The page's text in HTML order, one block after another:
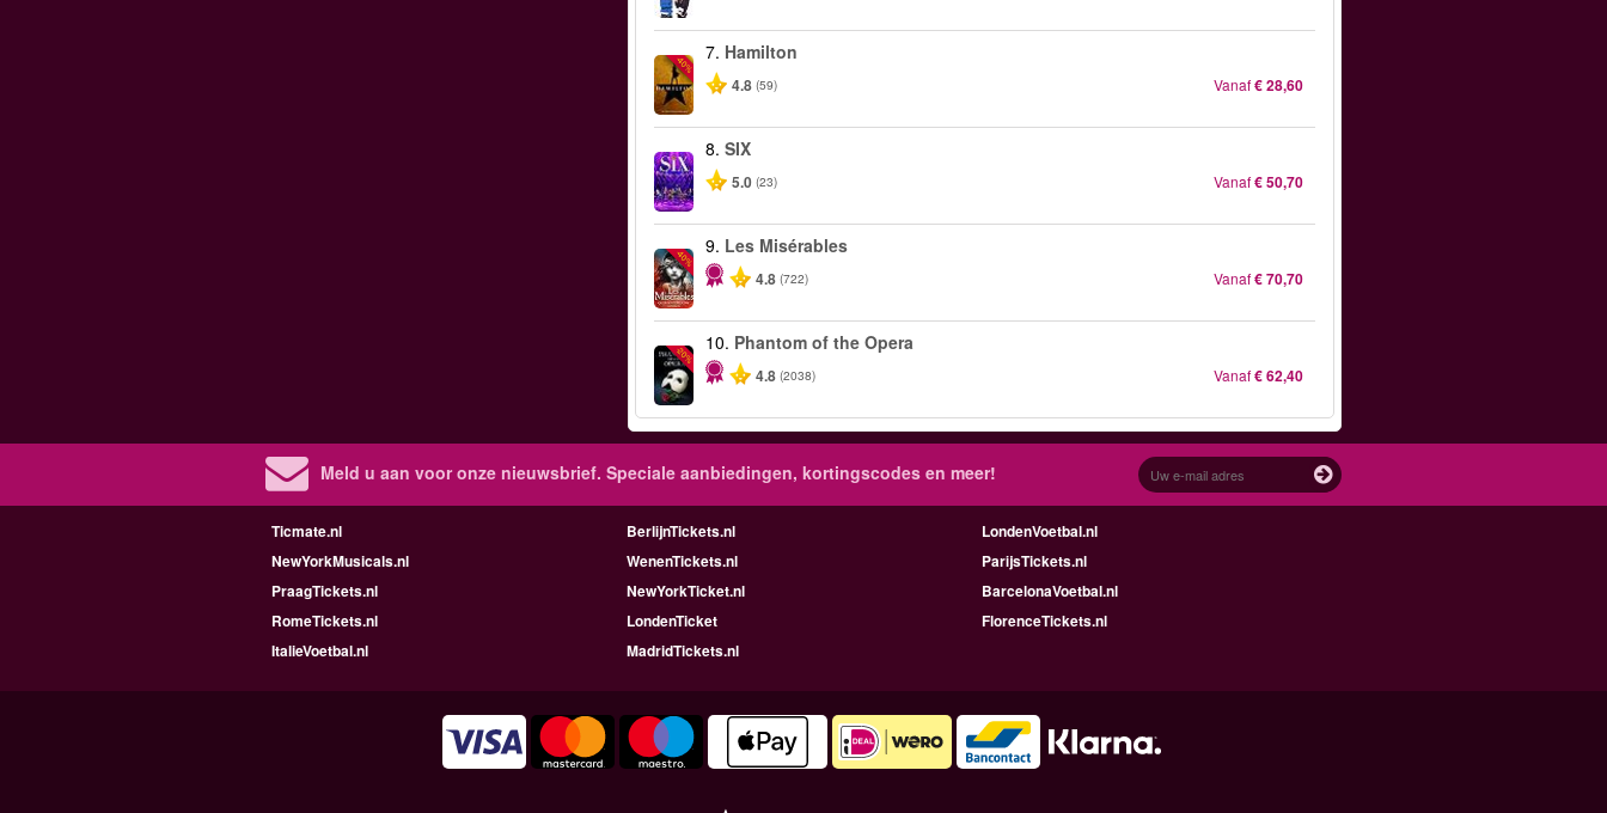
-40%
7. Hamilton
4.8 (59) Vanaf€ 28,60
8.SIX
5.0 (23) Vanaf€ 50,70
-40%
9. Les Misérables
4.8 (722) Vanaf€ 70,70
-20%
10. Phantom of the Opera
4.8 (2038) Vanaf€ 62,40
Meld u aan voor onze nieuwsbrief. Speciale aanbiedingen, kortingscodes en meer!
Ticmate.nl BerlijnTickets.nl
LondenVoetbal.nl
NewYorkMusicals.nl
WenenTickets.nl
ParijsTickets.nl
PraagTickets.nl
NewYorkTicket.nl
BarcelonaVoetbal.nl
RomeTickets.nl
LondenTicket
FlorenceTickets.nl
ItalieVoetbal.nl
MadridTickets.nl